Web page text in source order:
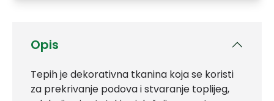
Opis
Tepih je dekorativna tkanina koja se koristi
za prekrivanje podova i stvaranje toplijeg,